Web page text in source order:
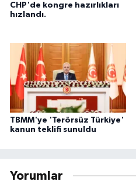
CHP'de kongre hazırlıkları
hızlandı.
TBMM'ye 'Terörsüz Türkiye'
kanun teklifi sunuldu
Yorumlar